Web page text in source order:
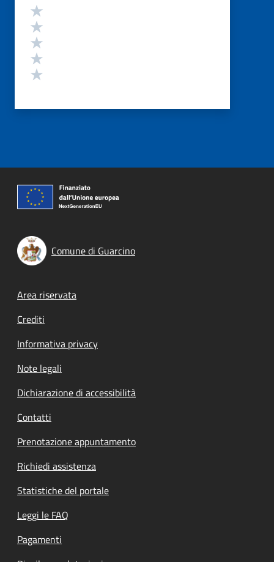
Valutazione
Comune di Guarcino
Footer menu
Area riservata
Crediti
Informativa privacy
Note legali
Dichiarazione di accessibilità
Contatti
Prenotazione appuntamento
Richiedi assistenza
Statistiche del portale
Leggi le FAQ
Pagamenti